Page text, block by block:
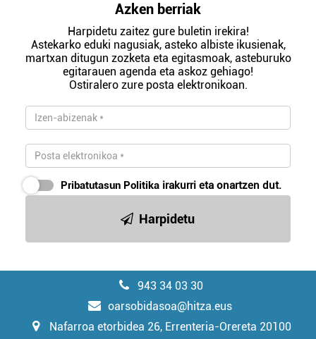
Azken berriak
Harpidetu zaitez gure buletin irekira!
Astekarko eduki nagusiak, asteko albiste ikusienak,
martxan ditugun zozketa eta egitasmoak, asteburuko
egitarauen agenda eta askoz gehiago!
Ostiralero zure posta elektronikoan.
Pribatutasun Politika irakurri eta onartzen dut.
Harpidetu
943 34 03 30
oarsobidasoa@hitza.eus
Nafarroa etorbidea 26, Errenteria-Orereta 20100